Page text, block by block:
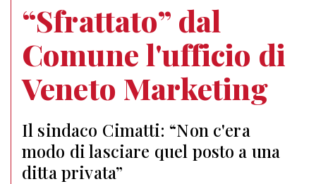
“Sfrattato” dal
Comune l'ufficio di
Veneto Marketing
Il sindaco Cimatti: “Non c'era
modo di lasciare quel posto a una
ditta privata”